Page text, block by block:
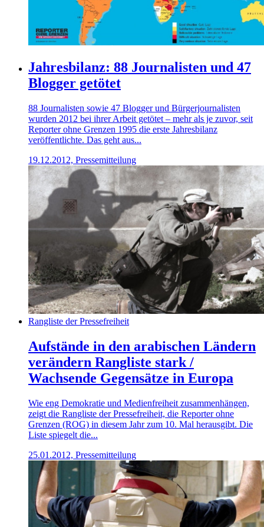
Jahresbilanz: 88 Journalisten und 47
Blogger getötet
88 Journalisten sowie 47 Blogger und Bürgerjournalisten
wurden 2012 bei ihrer Arbeit getötet – mehr als je zuvor, seit
Reporter ohne Grenzen 1995 die erste Jahresbilanz
veröffentlichte. Das geht aus...
19.12.2012, Pressemitteilung
Rangliste der Pressefreiheit
Aufstände in den arabischen Ländern
verändern Rangliste stark /
Wachsende Gegensätze in Europa
Wie eng Demokratie und Medienfreiheit zusammenhängen,
zeigt die Rangliste der Pressefreiheit, die Reporter ohne
Grenzen (ROG) in diesem Jahr zum 10. Mal herausgibt. Die
Liste spiegelt die...
25.01.2012, Pressemitteilung